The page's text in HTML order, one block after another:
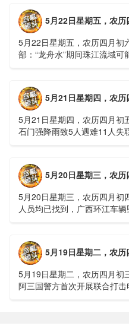
5月22日星期五，农
5月22日星期五，农历四月初
部：“龙舟水”期间珠江流域
5月21日星期四，农
5月21日星期四，农历四月初
石门强降雨致5人遇难11人失
5月20日星期三，农
5月20日星期三，农历四月初
人员均已找到，广西环江车
5月19日星期二，农
5月19日星期二，农历四月初
阿三国警方首次开展联合打